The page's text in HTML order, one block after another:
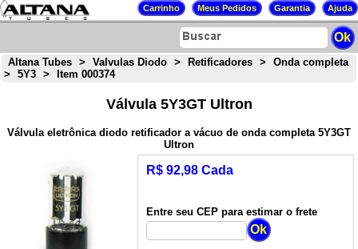
Altana Tubes > Valvulas Diodo > Retificadores >
Onda completa
>
5Y3 > Item 000374
Válvula 5Y3GT Ultron
Válvula eletrônica diodo retificador a vácuo de onda completa 5Y3GT
Ultron
R$ 92,98 Cada
Entre seu CEP para estimar o frete